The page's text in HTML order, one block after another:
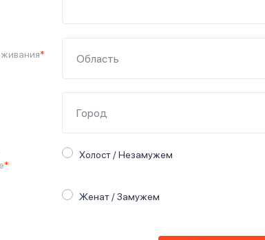
*
*
Холост / Незамужем
Женат / Замужем